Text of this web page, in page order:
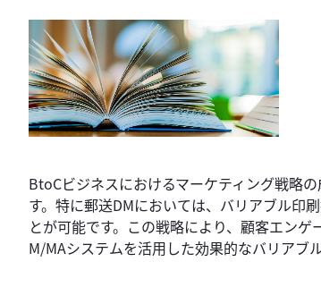
BtoCビジネスにおけるマーケティング戦略
す。特に郵送DMにおいては、バリアブル印
とが可能です。この戦略により、顧客エン
M/MAシステムを活用した効果的なバリアブ